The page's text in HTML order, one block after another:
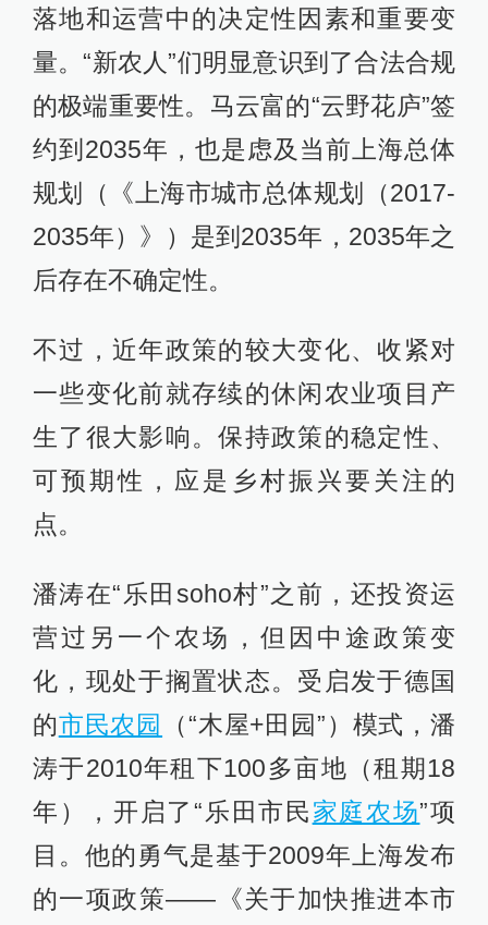
落地和运营中的决定性因素和重要变
量。“新农人”们明显意识到了合法合规
的极端重要性。马云富的“云野花庐”签
约到2035年，也是虑及当前上海总体
规划（《上海市城市总体规划（2017-
2035年）》）是到2035年，2035年之
后存在不确定性。
不过，近年政策的较大变化、收紧对
一些变化前就存续的休闲农业项目产
生了很大影响。保持政策的稳定性、
可预期性，应是乡村振兴要关注的
点。
潘涛在“乐田soho村”之前，还投资运
营过另一个农场，但因中途政策变
化，现处于搁置状态。受启发于德国
的市民农园
（“木屋+田园”）模式，潘
涛于2010年租下100多亩地（租期18
年），开启了“乐田市民家庭农场”项
目。他的勇气是基于2009年上海发布
的一项政策——《关于加快推进本市